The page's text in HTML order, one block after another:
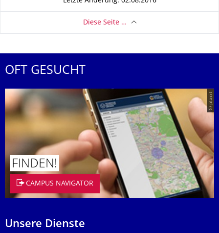
Diese Seite …
OFT GESUCHT
© placit
FINDEN!
CAMPUS NAVIGATOR
Unsere Dienste